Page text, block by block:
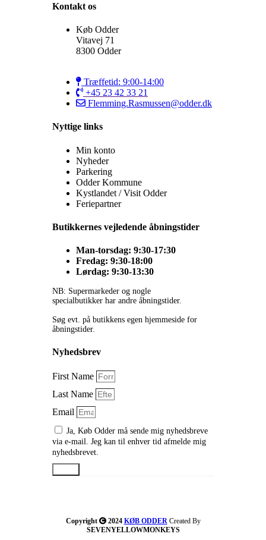
Kontakt os
Køb Odder
Vitavej 71
8300 Odder
Træffetid: 9:00-14:00
+45 23 42 33 21
Flemming.Rasmussen@odder.dk
Nyttige links
Min konto
Nyheder
Parkering
Odder Kommune
Kystlandet / Visit Odder
Feriepartner
Butikkernes vejledende åbningstider
Man-torsdag: 9:30-17:30
Fredag: 9:30-18:00
Lørdag: 9:30-13:30
NB: Supermarkeder og nogle
specialbutikker har andre åbningstider.
Søg evt. på butikkens egen hjemmeside for
åbningstider.
Nyhedsbrev
First Name
Last Name
Email
Ja, Køb Odder må sende mig nyhedsbreve
via e-mail. Jeg kan til enhver tid afmelde mig
nyhedsbrevet.
Copyright 2024 KØB ODDER Created By
SEVENYELLOWMONKEYS